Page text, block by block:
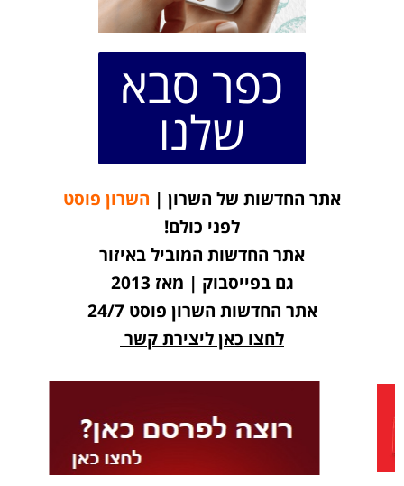
כפר סבא
שלנו
אתר החדשות של השרון | השרון פוסט
לפני כולם!
אתר החדשות המוביל באיזור
גם בפייסבוק | מאז 2013
אתר החדשות השרון פוסט 24/7
לחצו כאן ליצירת קשר